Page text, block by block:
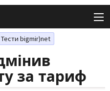
Тести bigmir)net
за тариф